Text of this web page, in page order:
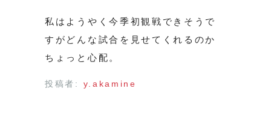
私はようやく今季初観戦できそうで
すがどんな試合を見せてくれるのか
ちょっと心配。
投稿者: y.akamine